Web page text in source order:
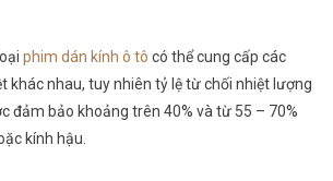
phim dán kính ô tô có thể cung cấp các
khác nhau, tuy nhiên tỷ lệ từ chối nhiệt lượng
đảm bảo khoảng trên 40% và từ 55 – 70%
kính hậu.